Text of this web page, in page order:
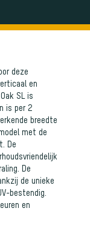
deze
en
SL is
is per 2
breedte
met de
De
De
de unieke
bestendig.
en